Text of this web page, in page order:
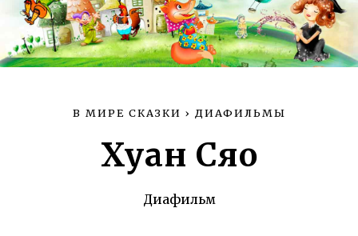
В МИРЕ СКАЗКИ › ДИАФИЛЬМЫ
Хуан Сяо
Диафильм